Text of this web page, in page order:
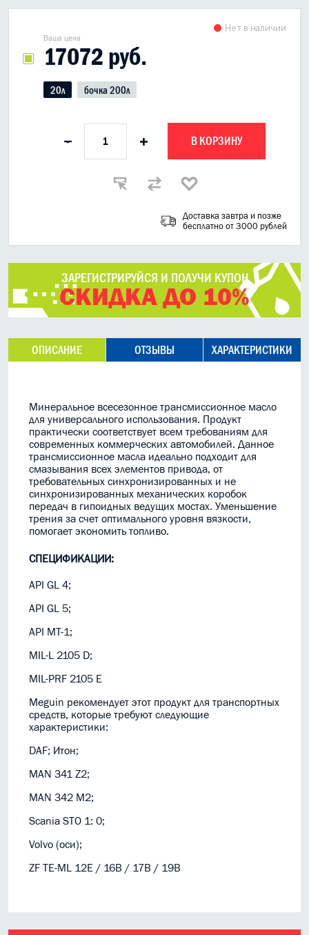
Ваша цена
17072 руб.
Нет в наличии
20л бочка 200л
- + В КОРЗИНУ
Доставка завтра и позже
бесплатно от 3000 рублей
ЗАРЕГИСТРИРУЙСЯ И ПОЛУЧИ КУПОН
СКИДКА ДО 10%
ОПИСАНИЕ ОТЗЫВЫ ХАРАКТЕРИСТИКИ
Минеральное всесезонное трансмиссионное масло
для универсального использования. Продукт
практически соответствует всем требованиям для
современных коммерческих автомобилей. Данное
трансмиссионное масла идеально подходит для
смазывания всех элементов привода, от
требовательных синхронизированных и не
синхронизированных механических коробок
передач в гипоидных ведущих мостах. Уменьшение
трения за счет оптимального уровня вязкости,
помогает экономить топливо.
СПЕЦИФИКАЦИИ:
API GL 4;
API GL 5;
API МТ-1;
MIL-L 2105 D;
MIL-PRF 2105 E
Meguin рекомендует этот продукт для транспортных
средств, которые требуют следующие
характеристики:
DAF; Итон;
MAN 341 Z2;
MAN 342 М2;
Scania STO 1: 0;
Volvo (оси);
ZF TE-ML 12E / 16В / 17В / 19В